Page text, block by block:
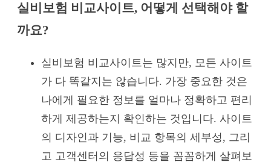
실비보험 비교사이트, 어떻게 선택해야 할
까요?
실비보험 비교사이트는 많지만, 모든 사이트
가 다 똑같지는 않습니다. 가장 중요한 것은
나에게 필요한 정보를 얼마나 정확하고 편리
하게 제공하는지 확인하는 것입니다. 사이트
의 디자인과 기능, 비교 항목의 세부성, 그리
고 고객센터의 응답성 등을 꼼꼼하게 살펴보